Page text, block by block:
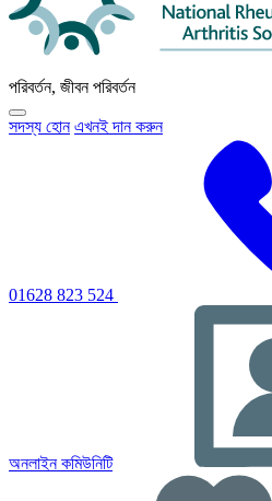
পরিবর্তন, জীবন পরিবর্তন
প্রাথমিক
নেভিগেশন
সদস্য হোন এখনই দান করুন
01628 823 524
অনলাইন কমিউনিটি